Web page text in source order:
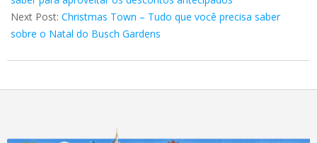
Next Post: Christmas Town – Tudo que você precisa saber
sobre o Natal do Busch Gardens